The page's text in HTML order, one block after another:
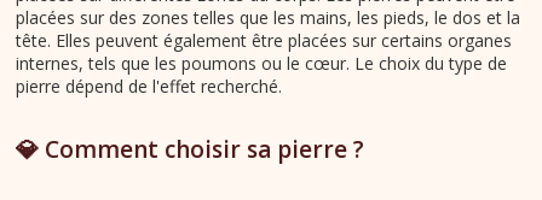
placées sur des zones telles que les mains, les pieds, le dos et la
tête. Elles peuvent également être placées sur certains organes
internes, tels que les poumons ou le cœur. Le choix du type de
pierre dépend de l'effet recherché.
💎 Comment choisir sa pierre ?